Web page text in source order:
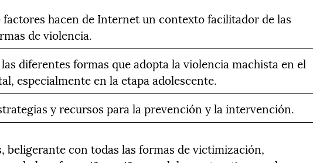
factores hacen de Internet un contexto facilitador de las
de violencia.
diferentes formas que adopta la violencia machista en el
especialmente en la etapa adolescente.
y recursos para la prevención y la intervención.
beligerante con todas las formas de victimización,